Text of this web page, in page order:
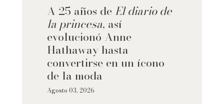
A 25 años de El diario de
la princesa, así
evolucionó Anne
Hathaway hasta
convertirse en un ícono
de la moda
Agosto 03, 2026